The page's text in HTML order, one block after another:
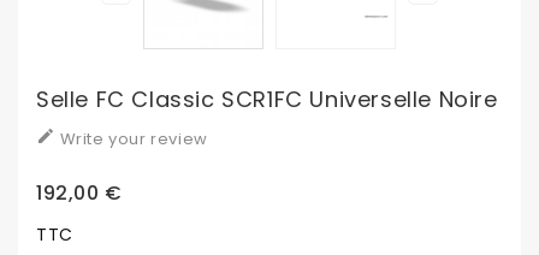
Selle FC Classic SCR1FC Universelle Noire
 Write your review
192,00 €
TTC